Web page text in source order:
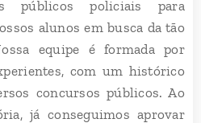
públicos policiais para
alunos em busca da tão
equipe é formada por
com um histórico
concursos públicos. Ao
já conseguimos aprovar